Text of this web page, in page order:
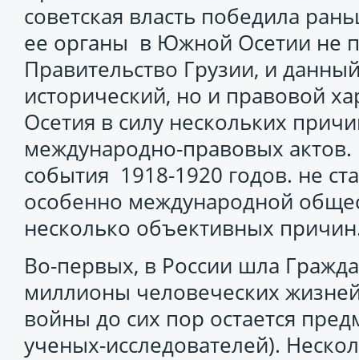
советская власть победила
ее органы в Южной Осетии не
Правительство Грузии, и
исторический, но и правовой
Осетия в силу нескольких
международно-правовых
события 1918-1920 годов. не
особенно международной
несколько объективных
Во-первых, в России шла
миллионы человеческих
войны до сих пор остается
ученых-исследователей).